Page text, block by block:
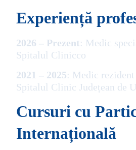
Experiență
2026 – Prezent: Medic
Spitalul Clinicco
2021 – 2025: Medic
Spitalul Clinic Județean de
Cursuri cu
Internațională